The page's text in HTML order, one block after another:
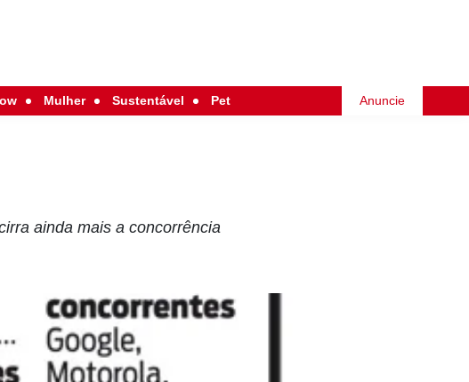
Mulher Sustentável Pet Anuncie
ainda mais a concorrência